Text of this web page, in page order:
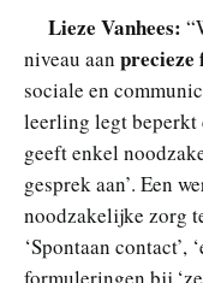
Lieze Vanhees:
niveau aan
sociale en
leerling legt beperkt
geeft enkel
gesprek aan’. Een
noodzakelijke zorg
‘Spontaan contact’,